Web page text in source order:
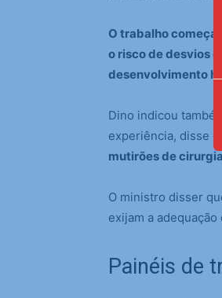
O trabalho
o risco de desvios
desenvolvimento
Dino indicou
experiência, disse o
mutirões de
O ministro disser
exijam a
Painéis de